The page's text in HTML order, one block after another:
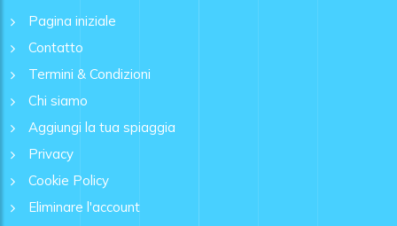
Pagina iniziale
Contatto
Termini & Condizioni
Chi siamo
Aggiungi la tua spiaggia
Privacy
Cookie Policy
Eliminare l'account